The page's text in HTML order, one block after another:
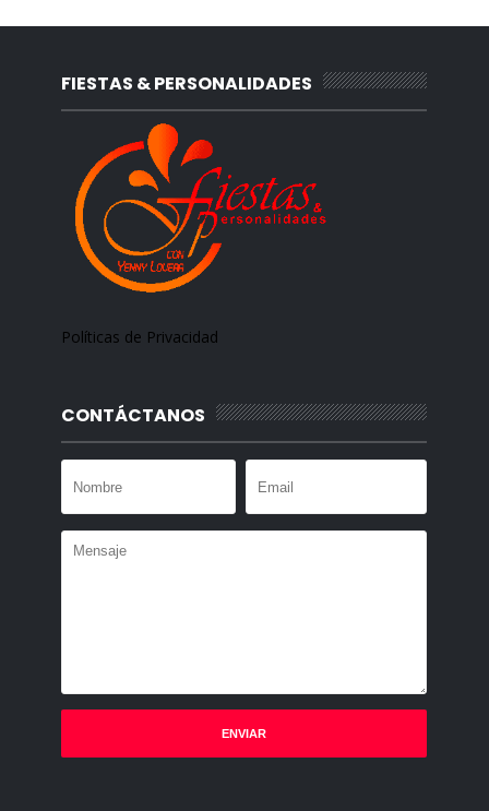
FIESTAS & PERSONALIDADES
Políticas de Privacidad
CONTÁCTANOS